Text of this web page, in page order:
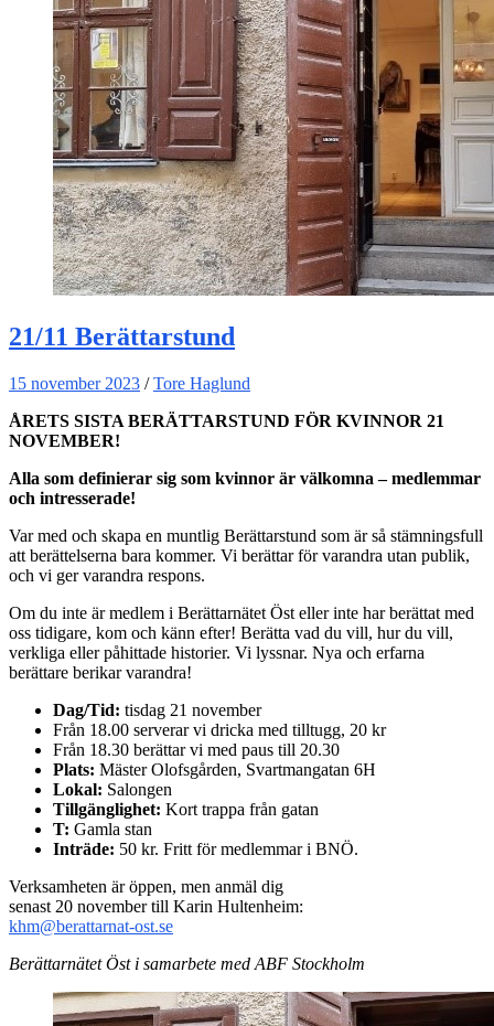
21/11 Berättarstund
15 november 2023 /Tore Haglund
ÅRETS SISTA BERÄTTARSTUND FÖR KVINNOR 21
NOVEMBER!
Alla som definierar sig som kvinnor är välkomna – medlemmar
och intresserade!
Var med och skapa en muntlig Berättarstund som är så stämningsfull
att berättelserna bara kommer. Vi berättar för varandra utan publik,
och vi ger varandra respons.
Om du inte är medlem i Berättarnätet Öst eller inte har berättat med
oss tidigare, kom och känn efter! Berätta vad du vill, hur du vill,
verkliga eller påhittade historier. Vi lyssnar. Nya och erfarna
berättare berikar varandra!
Dag/Tid: tisdag 21 november
Från 18.00 serverar vi dricka med tilltugg, 20 kr
Från 18.30 berättar vi med paus till 20.30
Plats: Mäster Olofsgården, Svartmangatan 6H
Lokal: Salongen
Tillgänglighet: Kort trappa från gatan
T: Gamla stan
Inträde: 50 kr. Fritt för medlemmar i BNÖ.
Verksamheten är öppen, men anmäl dig
senast 20 november till Karin Hultenheim:
khm@berattarnat-ost.se
Berättarnätet Öst i samarbete med ABF Stockholm